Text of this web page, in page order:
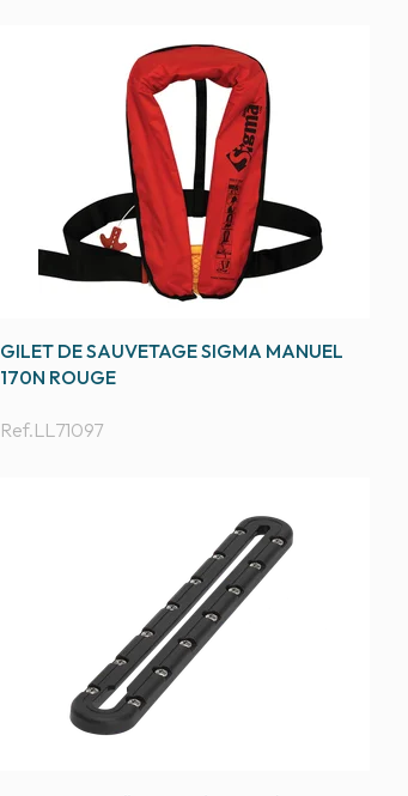
GILET DE SAUVETAGE SIGMA MANUEL
170N ROUGE
Ref.LL71097